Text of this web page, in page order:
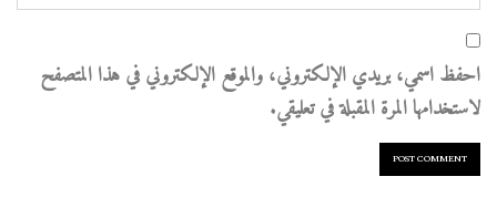
احفظ اسمي، بريدي الإلكتروني، والموقع الإلكتروني في هذا المتصفح
لاستخدامها المرة المقبلة في تعليقي.